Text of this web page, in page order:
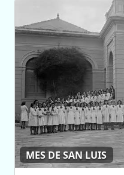
MES DE SAN LUIS